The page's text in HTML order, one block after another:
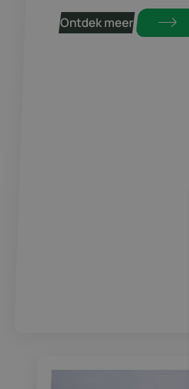
Ontdek meer